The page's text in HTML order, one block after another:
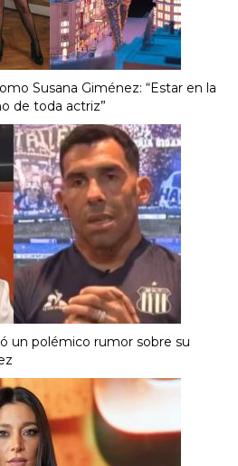
Susana Giménez: “Estar en la
de toda actriz”
un polémico rumor sobre su